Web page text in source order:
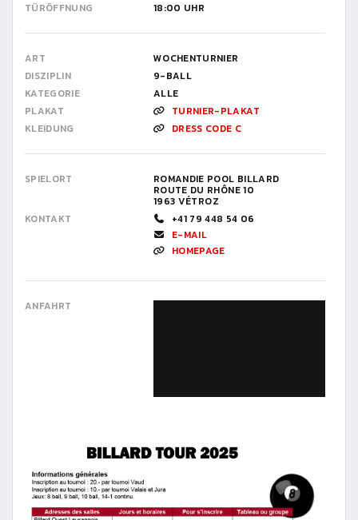
TÜRÖFFNUNG
18:00 UHR
ART
WOCHENTURNIER
DISZIPLIN
9-BALL
KATEGORIE
ALLE
PLAKAT
TURNIER-PLAKAT
KLEIDUNG
DRESS CODE C
SPIELORT ROMANDIE POOL BILLARD
ROUTE DU RHÔNE 10
1963 VÉTROZ
KONTAKT
+41 79 448 54 06
E-MAIL
HOMEPAGE
ANFAHRT